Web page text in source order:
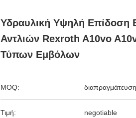
Υδραυλική Υψηλή Επίδοση
Αντλιών Rexroth A10vo
Τύπων Εμβόλων
MOQ: διαπραγμάτευση
Τιμή: negotiable